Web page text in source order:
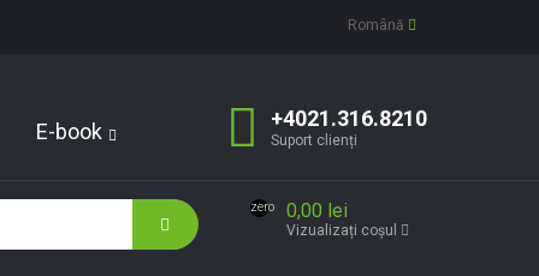
Română
E-book
+4021.316.8210
Suport clienți
zero 0,00 lei
Vizualizați coșul